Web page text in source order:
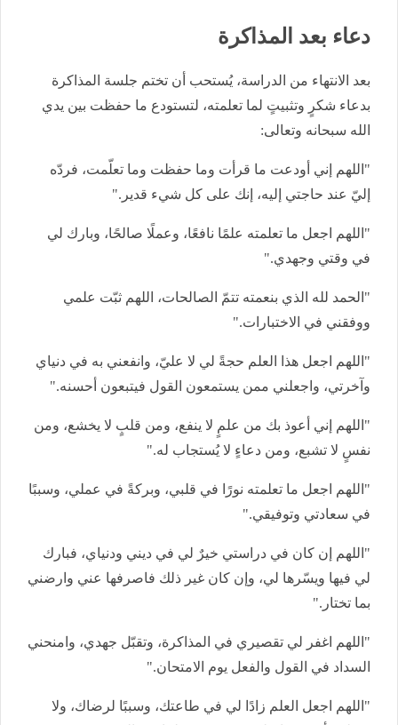
دعاء بعد المذاكرة
بعد الانتهاء من الدراسة، يُستحب أن تختم جلسة المذاكرة
بدعاء شكرٍ وتثبيتٍ لما تعلمته، لتستودع ما حفظت بين يدي
الله سبحانه وتعالى:
"اللهم إني أودعت ما قرأت وما حفظت وما تعلّمت، فردّه
إليّ عند حاجتي إليه، إنك على كل شيء قدير."
"اللهم اجعل ما تعلمته علمًا نافعًا، وعملًا صالحًا، وبارك لي
في وقتي وجهدي."
"الحمد لله الذي بنعمته تتمّ الصالحات، اللهم ثبّت علمي
ووفقني في الاختبارات."
"اللهم اجعل هذا العلم حجةً لي لا عليّ، وانفعني به في دنياي
وآخرتي، واجعلني ممن يستمعون القول فيتبعون أحسنه."
"اللهم إني أعوذ بك من علمٍ لا ينفع، ومن قلبٍ لا يخشع، ومن
نفسٍ لا تشبع، ومن دعاءٍ لا يُستجاب له."
"اللهم اجعل ما تعلمته نورًا في قلبي، وبركةً في عملي، وسببًا
في سعادتي وتوفيقي."
"اللهم إن كان في دراستي خيرٌ لي في ديني ودنياي، فبارك
لي فيها ويسّرها لي، وإن كان غير ذلك فاصرفها عني وارضني
بما تختار."
"اللهم اغفر لي تقصيري في المذاكرة، وتقبّل جهدي، وامنحني
السداد في القول والفعل يوم الامتحان."
"اللهم اجعل العلم زادًا لي في طاعتك، وسببًا لرضاك، ولا